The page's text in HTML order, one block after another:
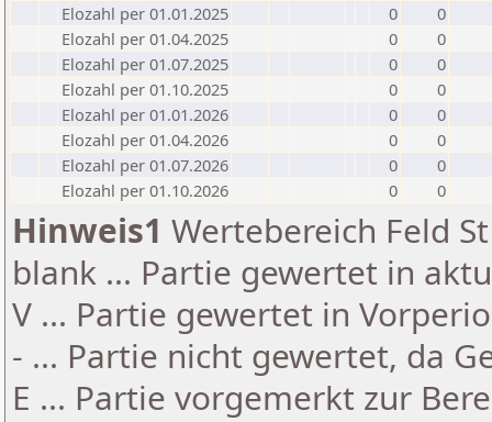
Elozahl per 01.01.2025
0
0
Elozahl per 01.04.2025
0
0
Elozahl per 01.07.2025
0
0
Elozahl per 01.10.2025
0
0
Elozahl per 01.01.2026
0
0
Elozahl per 01.04.2026
0
0
Elozahl per 01.07.2026
0
0
Elozahl per 01.10.2026
0 0
Hinweis1 Wertebereich Feld
blank ... Partie gewertet in
V ... Partie gewertet in
- ... Partie nicht gewertet, da
E ... Partie vorgemerkt zur